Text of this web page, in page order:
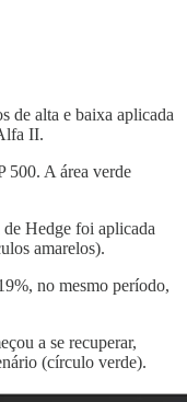
de alta e baixa aplicada
II.
500. A área verde
de Hedge foi aplicada
amarelos).
no mesmo período,
a se recuperar,
(círculo verde).